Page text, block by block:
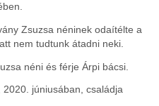
Zsuzsa néninek odaítélte a
nem tudtunk átadni neki.
néni és férje Árpi bácsi.
júniusában, családja